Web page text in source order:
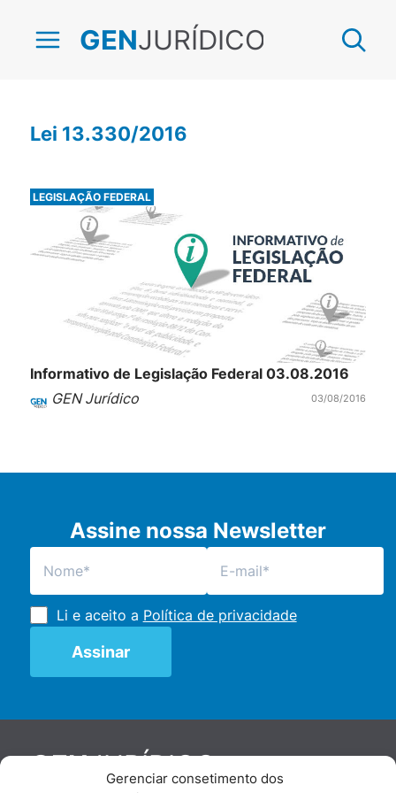
Gerenciar consetimento dos
GENJURÍDICO
Lei 13.330/2016
LEGISLAÇÃO FEDERAL
Informativo de Legislação Federal 03.08.2016
GEN Jurídico
03/08/2016
Assine nossa Newsletter
Li e aceito a Política de privacidade
GENJURÍDICO